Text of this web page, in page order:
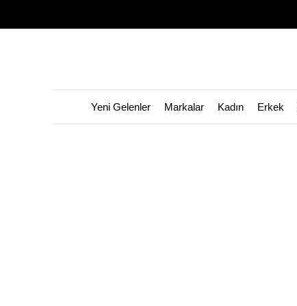
Yeni Gelenler Markalar Kadın Erkek